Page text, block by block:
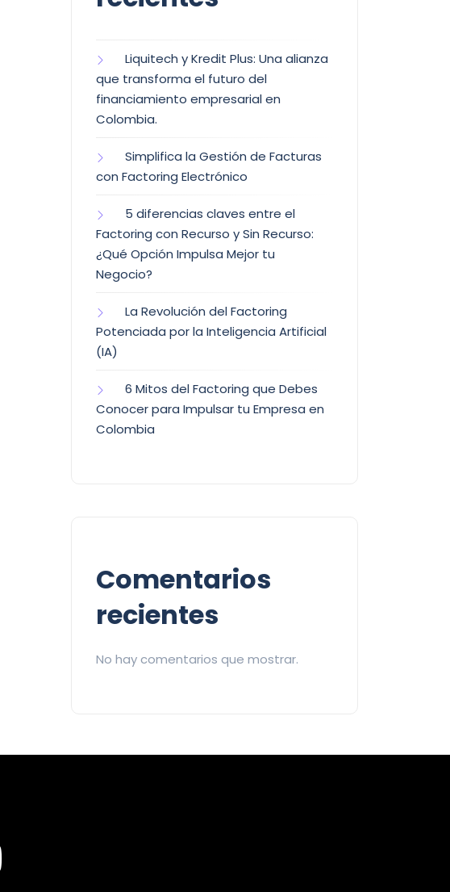
Liquitech y Kredit Plus: Una alianza
que transforma el futuro del
financiamiento empresarial en
Colombia.
Simplifica la Gestión de Facturas
con Factoring Electrónico
5 diferencias claves entre el
Factoring con Recurso y Sin Recurso:
¿Qué Opción Impulsa Mejor tu
Negocio?
La Revolución del Factoring
Potenciada por la Inteligencia Artificial
(IA)
6 Mitos del Factoring que Debes
Conocer para Impulsar tu Empresa en
Colombia
Comentarios
recientes
No hay comentarios que mostrar.